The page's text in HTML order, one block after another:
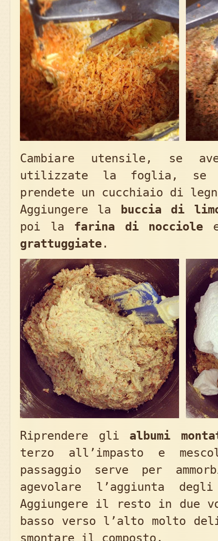
Cambiare utensile, se
utilizzate la foglia, se
prendete un cucchiaio di
Aggiungere la
buccia di
poi la farina di nocciole
grattuggiate.
Riprendere gli albumi
terzo all’impasto e
passaggio serve per
agevolare l’aggiunta
Aggiungere il resto in due
basso verso l’alto molto
smontare il composto.